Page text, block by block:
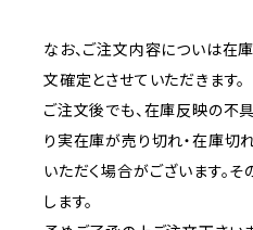
なお、ご注文内容についは在
文確定とさせていただきます。
ご注文後でも、在庫反映の不
り実在庫が売り切れ・在庫切
いただく場合がございます。
します。